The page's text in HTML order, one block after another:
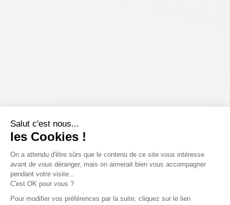
Salut c'est nous...
les Cookies !
On a attendu d'être sûrs que le contenu de ce site vous intéresse
avant de vous déranger, mais on aimerait bien vous accompagner
pendant votre visite...
C'est OK pour vous ?
Pour modifier vos préférences par la suite, cliquez sur le lien